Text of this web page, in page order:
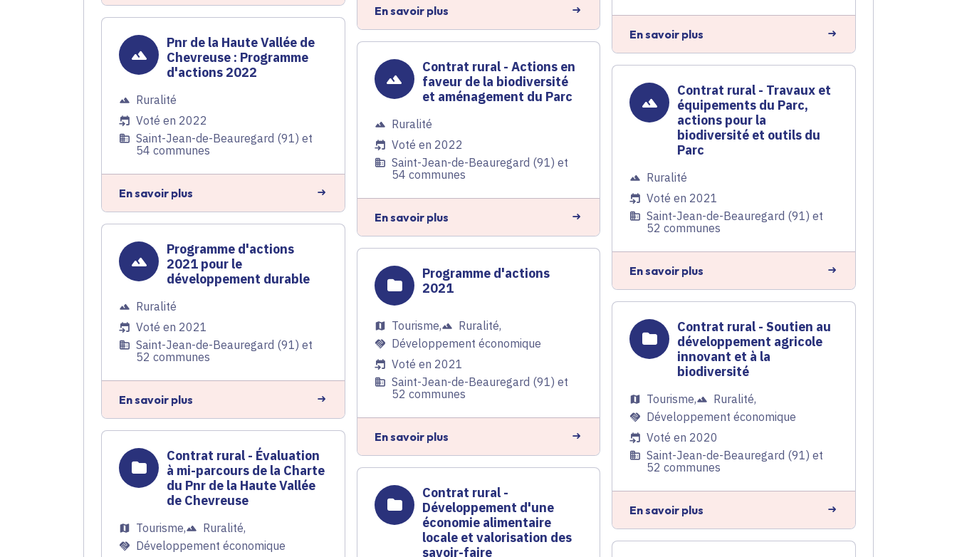
En savoir plus
En savoir plus
Pnr de la Haute Vallée de
Chevreuse : Programme
d'actions 2022
Ruralité
Voté en 2022
Saint-Jean-de-Beauregard (91) et
54 communes
En savoir plus
Contrat rural - Actions en
faveur de la biodiversité
et aménagement du Parc
Ruralité
Voté en 2022
Saint-Jean-de-Beauregard (91) et
54 communes
En savoir plus
Contrat rural - Travaux et
équipements du Parc,
actions pour la
biodiversité et outils du
Parc
Ruralité
Voté en 2021
Saint-Jean-de-Beauregard (91) et
52 communes
En savoir plus
Programme d'actions
2021 pour le
développement durable
Ruralité
Voté en 2021
Saint-Jean-de-Beauregard (91) et
52 communes
En savoir plus
Programme d'actions
2021
Tourisme, Ruralité,
Développement économique
Voté en 2021
Saint-Jean-de-Beauregard (91) et
52 communes
En savoir plus
Contrat rural - Soutien au
développement agricole
innovant et à la
biodiversité
Tourisme, Ruralité,
Développement économique
Voté en 2020
Saint-Jean-de-Beauregard (91) et
52 communes
En savoir plus
Contrat rural - Évaluation
à mi-parcours de la Charte
du Pnr de la Haute Vallée
de Chevreuse
Tourisme, Ruralité,
Développement économique
Contrat rural -
Développement d'une
économie alimentaire
locale et valorisation des
savoir-faire